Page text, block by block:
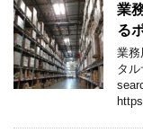
業
る
業務
タ